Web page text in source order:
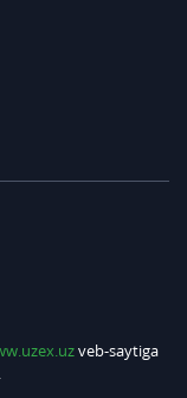
veb-saytiga